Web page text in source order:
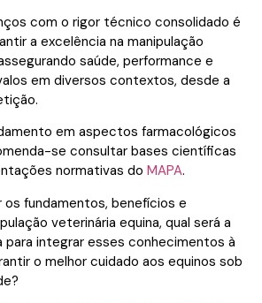
com o rigor técnico consolidado é
a excelência na manipulação
saúde, performance e
em diversos contextos, desde a
em aspectos farmacológicos
se consultar bases científicas
normativas do MAPA.
fundamentos, benefícios e
veterinária equina, qual será a
integrar esses conhecimentos à
o melhor cuidado aos equinos sob